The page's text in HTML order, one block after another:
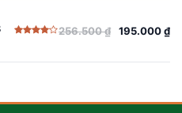
hạng
256.500₫ 195.000₫